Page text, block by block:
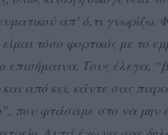
απ’ ό,τι γνωρίζω.
τόσο φορτικός με το
επισήμαινα. Τους έλεγα,
από κει, κάντε σας
που φτάσαμε στο να μην